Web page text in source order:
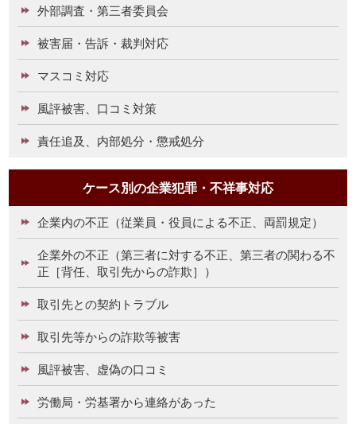
外部調査・第三者委員会
被害届・告訴・裁判対応
マスコミ対応
風評被害、口コミ対策
責任追及、内部処分・懲戒処分
ケース別の企業犯罪・不祥事対応
企業内の不正（従業員・役員による不正、両罰規定）
企業外の不正（第三者に対する不正、第三者の関わる不
正［背任、取引先からの詐欺］）
取引先との契約トラブル
取引先等からの詐欺等被害
風評被害、虚偽の口コミ
労働局・労基署から連絡があった